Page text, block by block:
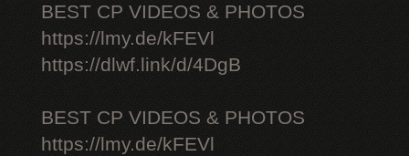
BEST CP VIDEOS & PHOTOS
https://lmy.de/kFEVl
https://dlwf.link/d/4DgB
BEST CP VIDEOS & PHOTOS
https://lmy.de/kFEVl